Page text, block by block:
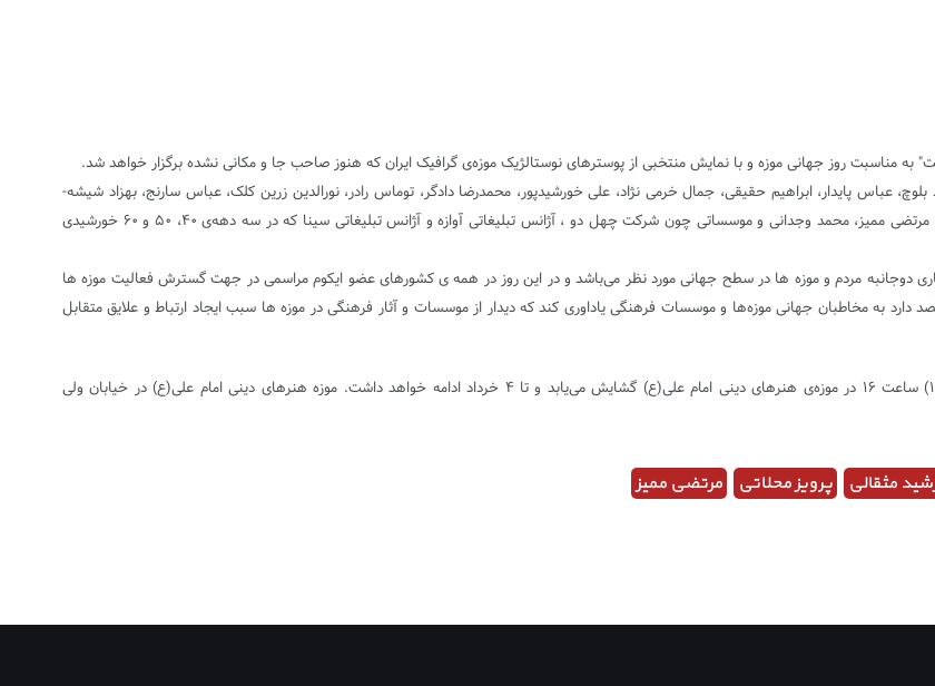
به مناسبت روز جهانی موزه‌ و با نمایش منتخبی از پوسترهای نوستالژیک موزه‌ی گرافیک ایران که هنوز صاحب جا و مکانی نشده برگزار خواهد شد.
عباس پایدار، ابراهیم حقیقی، جمال خرمی­ نژاد، علی خورشیدپور، محمد­رضا دادگر، توماس رادر، نورالدین زرین­ کلک، عباس سارنج، بهزاد شیشه­
گران، قباد شیوا، عباس کیارستمی، فرشید مثقالی، پرویز محلاتی، مهرنوش معصومیان، مرتضی ممیز، محمد وجدانی و موسساتی چون شرکت چهل دو ، آژانس تبلیغاتی آوازه و آژانس تبلیغاتی سینا که در سه دهه‌‌ی ۴۰، ۵۰ و ۶۰ خورشیدی
رابطه و همکاری دوجانبه مردم و موزه ها در سطح جهانی مورد نظر می‌باشد و در این روز در همه ی کشورهای عضو ایکوم مراسمی در جهت گسترش فعالیت موزه ها
دارد به مخاطبان جهانی موزه‌ها و موسسات فرهنگی یاداوری کند که دیدار از موسسات و آثار فرهنگی در موزه ها سبب ایجاد ارتباط و علایق متقابل
پنجمین نمایشگاه ادواری موزه گرافیک ایران در روز یکشنبه (۲۸ اردیبهشت ماه ۱۳۹۳) ساعت ۱۶ در موزه‌ی هنرهای دینی امام علی(ع) گشایش می‌یابد و تا ۴ خرداد ادامه خواهد داشت. موزه هنرهای دینی امام علی(ع) در خیابان ولی
مثقالی پرویز محلاتی مرتضی ممیز